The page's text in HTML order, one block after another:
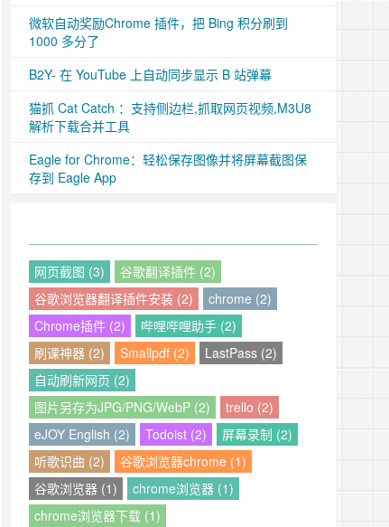
微软自动奖励Chrome 插件，把 Bing 积分刷到
1000 多分了
B2Y- 在 YouTube 上自动同步显示 B 站弹幕
猫抓 Cat Catch ：支持侧边栏,抓取网页视频,M3U8
解析下载合并工具
Eagle for Chrome：轻松保存图像并将屏幕截图保
存到 Eagle App
网页截图 (3)
谷歌翻译插件 (2)
谷歌浏览器翻译插件安装 (2)
chrome (2)
Chrome插件 (2)
哔哩哔哩助手 (2)
刷课神器 (2)
Smallpdf (2)
LastPass (2)
自动刷新网页 (2)
图片另存为JPG/PNG/WebP (2)
trello (2)
eJOY English (2)
Todoist (2)
屏幕录制 (2)
听歌识曲 (2)
谷歌浏览器chrome (1)
谷歌浏览器 (1)
chrome浏览器 (1)
chrome浏览器下载 (1)